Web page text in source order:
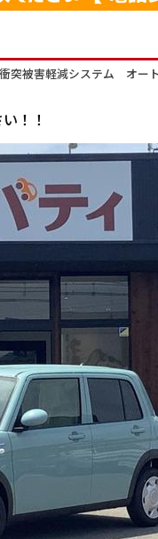
被害軽減システム オ
！！